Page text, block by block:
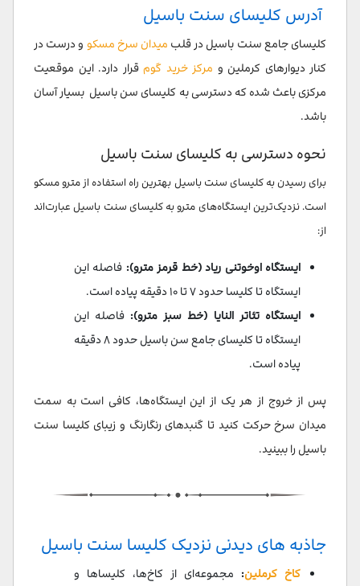
آدرس کلیسای سنت باسیل
کلیسای جامع سنت باسیل در قلب میدان سرخ مسکو و درست در
کنار دیوارهای کرملین و مرکز خرید گوم قرار دارد. این موقعیت
مرکزی باعث شده که دسترسی به کلیسای سن باسیل بسیار آسان
باشد.
نحوه دسترسی به کلیسای سنت باسیل
برای رسیدن به کلیسای سنت باسیل بهترین راه استفاده از مترو مسکو
است. نزدیک‌ترین ایستگاه‌های مترو به کلیسای سنت باسیل عبارت‌اند
از:
ایستگاه اوخوتنی ریاد (خط قرمز مترو): فاصله این
ایستگاه تا کلیسا حدود ۷ تا ۱۰ دقیقه پیاده‌ است.
ایستگاه تئاتر النایا (خط سبز مترو): فاصله این
ایستگاه تا کلیسای جامع سن باسیل حدود ۸ دقیقه
پیاده‌ است.
پس از خروج از هر یک از این ایستگاه‌ها، کافی است به سمت
میدان سرخ حرکت کنید تا گنبدهای رنگارنگ و زیبای کلیسا سنت
باسیل را ببینید.
جاذبه های دیدنی نزدیک کلیسا سنت باسیل
کاخ کرملین: مجموعه‌ای از کاخ‌ها، کلیساها و